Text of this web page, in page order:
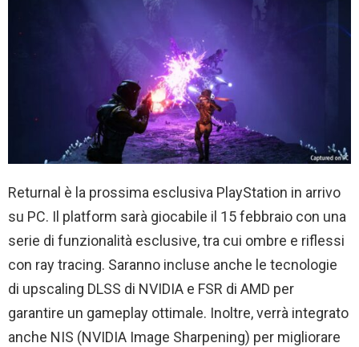
Returnal è la prossima esclusiva PlayStation in arrivo
su PC. Il platform sarà giocabile il 15 febbraio con una
serie di funzionalità esclusive, tra cui ombre e riflessi
con ray tracing. Saranno incluse anche le tecnologie
di upscaling DLSS di NVIDIA e FSR di AMD per
garantire un gameplay ottimale. Inoltre, verrà integrato
anche NIS (NVIDIA Image Sharpening) per migliorare